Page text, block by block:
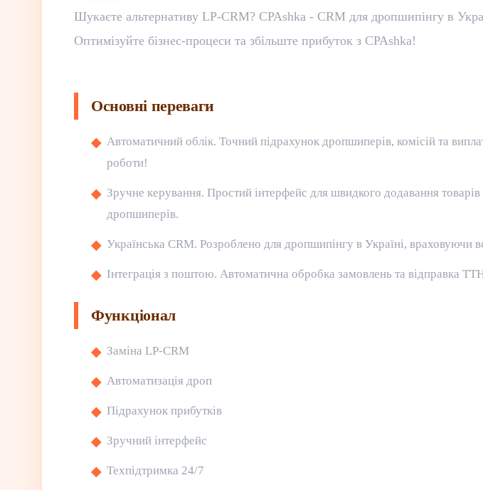
Шукаєте альтернативу LP-CRM? CPAshka - CRM для дропшипінгу в
Оптимізуйте бізнес-процеси та збільште прибуток з CPAshka!
Основні переваги
Автоматичний облік. Точний підрахунок дропшиперів, комісій та
роботи!
Зручне керування. Простий інтерфейс для швидкого додавання товарів
дропшиперів.
Українська CRM. Розроблено для дропшипінгу в Україні, враховуючи
Інтеграція з поштою. Автоматична обробка замовлень та відправка
Функціонал
Заміна LP-CRM
Автоматизація дроп
Підрахунок прибутків
Зручний інтерфейс
Техпідтримка 24/7